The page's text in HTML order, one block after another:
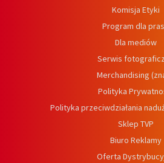
Komisja Etyki
Program dla
Dla mediów
Serwis
Merchandising
Polityka
Polityka przeciwdziałania
Sklep TVP
Biuro Reklamy
Oferta